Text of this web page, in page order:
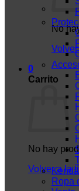
No
0
Carrito
No hay
Volver a la
Ropa